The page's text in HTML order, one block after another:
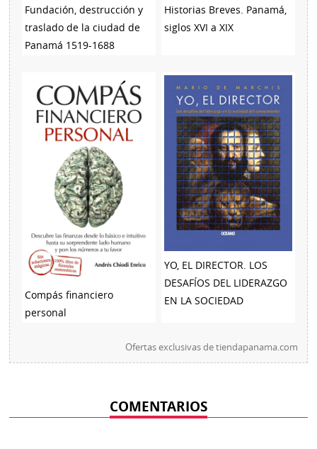
Fundación, destrucción y
traslado de la ciudad de
Panamá 1519-1688
Historias Breves. Panamá,
siglos XVI a XIX
Compás financiero
personal
YO, EL DIRECTOR. LOS
DESAFÍOS DEL LIDERAZGO
EN LA SOCIEDAD
Ofertas exclusivas detiendapanama.com
COMENTARIOS